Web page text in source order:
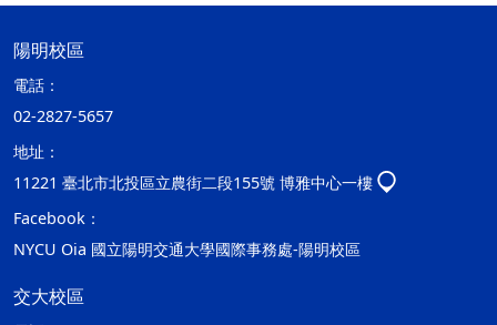
陽明校區
電話：
02-2827-5657
地址：
11221 臺北市北投區立農街二段155號 博雅中心一樓
Facebook：
NYCU Oia 國立陽明交通大學國際事務處-陽明校區
交大校區